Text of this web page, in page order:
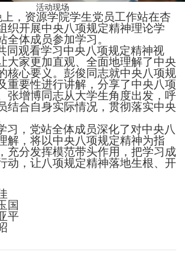
活动现场
， 资源学院学生党员工作站在杏
织开展中央八项规定精神理论学
全体成员参加学习 。
同观看学习中央八项规定精神视
大家更加直观、全面地理解了中央
核心要义。 彭俊同志就中央八项规
重要性进行讲解，分享了中央八项
张增博同志从大学生角度出发，呼
结合自身实际情况， 贯彻落实中央
习，党站全体成员深化了对中央八
解 ， 将以中央八项规定精神为指
充分发挥模范带头作用，把学习成
动，让八项规定精神落地生根、开
国
平